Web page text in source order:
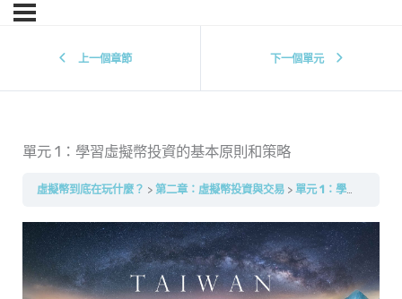
上一個章節 下一個單元
單元 1：學習虛擬幣投資的基本原則和策略
虛擬幣到底在玩什麼？ 第二章：虛擬幣投資與交易 單元 1：學習虛擬幣投資的基本原則和策略